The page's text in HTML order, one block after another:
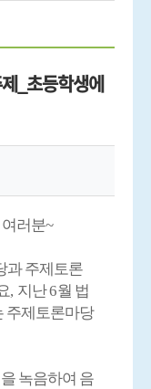
_초등학생에
러분~
과 주제토론
, 지난6월 법
주제토론마당
녹음하여 음